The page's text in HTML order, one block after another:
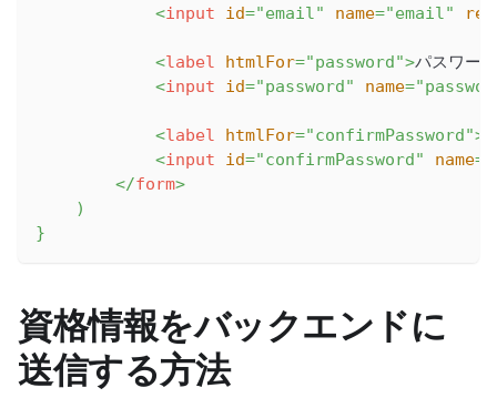
<input id="email" name="email"
<label htmlFor="password">パスワー
<input id="password" name="
<label htmlFor="confirmPassword">
<input id="confirmPassword" name=
</form>
)
}
資格情報をバックエンドに
送信する方法